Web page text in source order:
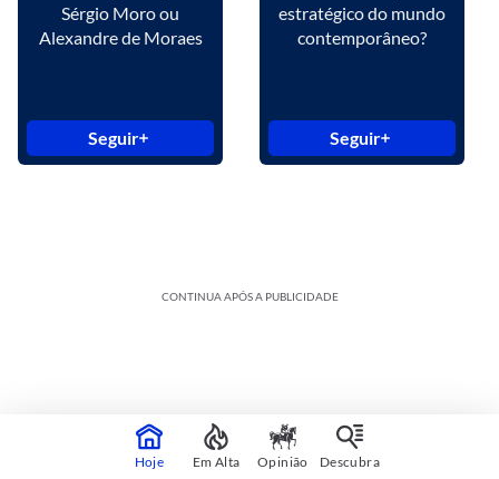
Sérgio Moro ou
Alexandre de Moraes
Seguir
estratégico do mundo
contemporâneo?
Seguir
CONTINUA APÓS A PUBLICIDADE
Hoje Em Alta Opinião Descubra